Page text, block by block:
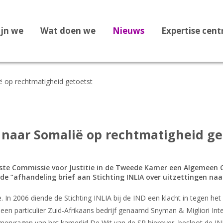
we Wat doen we Nieuws Expertise
Dossier Bekeringen
Dossier 1F
Dossier Leges
Dossier Afghanistan
op rechtmatigheid getoetst
Somalië op rechtmatigheid
Commissie voor Justitie in de Tweede Kamer een
“afhandeling brief aan Stichting INLIA over uitzettingen
In 2006 diende de Stichting INLIA bij de IND een klacht in tegen
particulier Zuid-Afrikaans bedrijf genaamd Snyman & Migliori